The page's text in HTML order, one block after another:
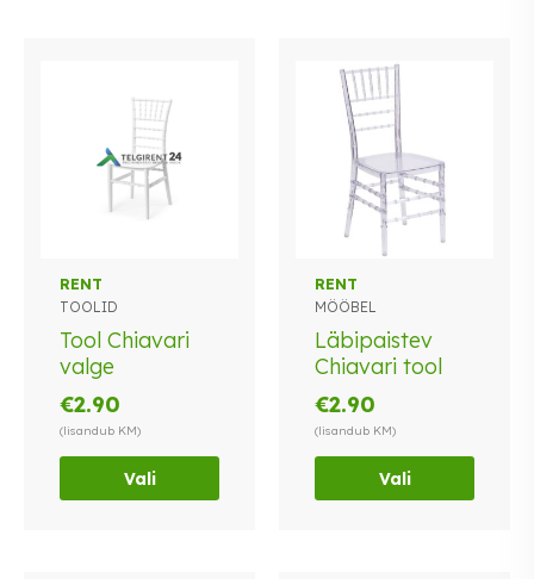
RENT
TOOLID
Tool Chiavari
valge
€2.90
(lisandub KM)
Vali
Sellel
tootel
on
mitu
Valikuid
saab
RENT
MÖÖBEL
Läbipaistev
Chiavari tool
€2.90
(lisandub KM)
Vali
Sellel
tootel
on
mitu
Valikuid
saab